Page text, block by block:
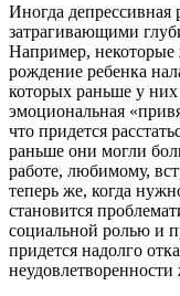
Иногда депрессивная
затрагивающими
Например,
рождение ребенка
которых раньше у
эмоциональная
что придется
раньше они могли
работе, любимому,
теперь же, когда
становится
социальной ролью и
придется надолго